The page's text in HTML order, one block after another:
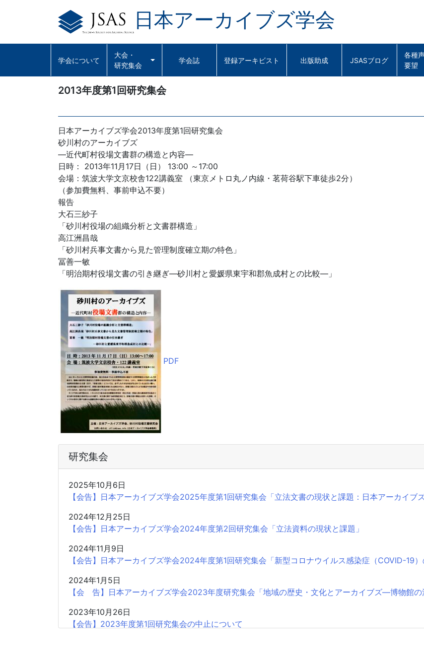
日本アーカイブズ学会
学会について
大会・
研究集会
学会誌 登録アーキビスト 出版助成 JSASブログ
各種
要望
2013年度第1回研究集会
日本アーカイブズ学会2013年度第1回研究集会
砂川村のアーカイブズ
―近代町村役場文書群の構造と内容―
日時： 2013年11月17日（日） 13:00 ～17:00
会場：筑波大学文京校舎122講義室 （東京メトロ丸ノ内線・茗荷谷駅下車徒歩2分）
（参加費無料、事前申込不要）
報告
大石三紗子
「砂川村役場の組織分析と文書群構造」
高江洲昌哉
「砂川村兵事文書から見た管理制度確立期の特色」
冨善一敏
「明治期村役場文書の引き継ぎ―砂川村と愛媛県東宇和郡魚成村との比較―」
PDF
研究集会
2025年10月6日
【会告】日本アーカイブズ学会2025年度第1回研究集会「立法文書の現状と課題：日本アーカイブ
2024年12月25日
【会告】日本アーカイブズ学会2024年度第2回研究集会「立法資料の現状と課題」
2024年11月9日
【会告】日本アーカイブズ学会2024年度第1回研究集会「新型コロナウイルス感染症（COVID-19）
2024年1月5日
【会 告】日本アーカイブズ学会2023年度研究集会「地域の歴史・文化とアーカイブズ―博物館の
2023年10月26日
【会告】2023年度第1回研究集会の中止について